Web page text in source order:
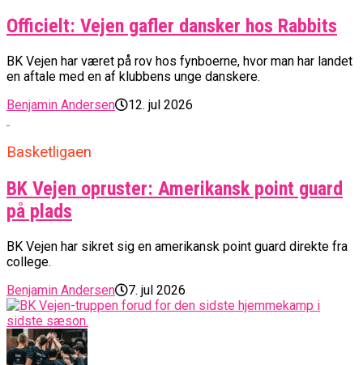
Officielt: Vejen gafler dansker hos Rabbits
BK Vejen har været på rov hos fynboerne, hvor man har landet
en aftale med en af klubbens unge danskere.
Benjamin Andersen
12. jul 2026
Basketligaen
BK Vejen opruster: Amerikansk point guard
på plads
BK Vejen har sikret sig en amerikansk point guard direkte fra
college.
Benjamin Andersen
7. jul 2026